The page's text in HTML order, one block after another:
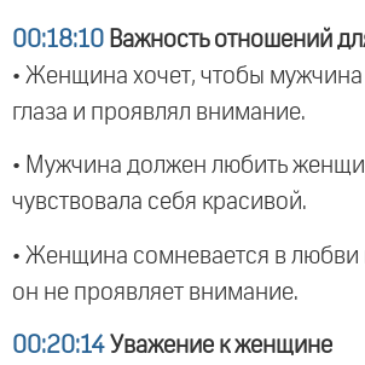
00:18:10 Важность отношений
• Женщина хочет, чтобы мужчина
глаза и проявлял внимание.
• Мужчина должен любить
чувствовала себя красивой.
• Женщина сомневается в
он не проявляет внимание.
00:20:14 Уважение к женщине